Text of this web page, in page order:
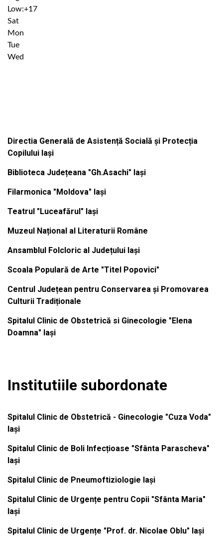
Low:+17
Sat
Mon
Tue
Wed
Directia Generală de Asistență Socială și Protecția
Copilului Iași
Biblioteca Județeana "Gh.Asachi" Iași
Filarmonica "Moldova" Iași
Teatrul "Luceafărul" Iași
Muzeul Național al Literaturii Române
Ansamblul Folcloric al Județului Iași
Scoala Populară de Arte "Titel Popovici"
Centrul Județean pentru Conservarea și Promovarea
Culturii Tradiționale
Spitalul Clinic de Obstetrică si Ginecologie "Elena
Doamna" Iași
Institutiile subordonate
Spitalul Clinic de Obstetrică - Ginecologie "Cuza Voda"
Iași
Spitalul Clinic de Boli Infecțioase "Sfânta Parascheva"
Iași
Spitalul Clinic de Pneumoftiziologie Iași
Spitalul Clinic de Urgențe pentru Copii "Sfânta Maria"
Iași
Spitalul Clinic de Urgențe "Prof. dr. Nicolae Oblu" Iași